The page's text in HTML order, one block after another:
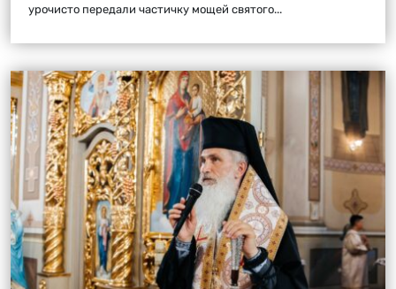
урочисто передали частичку мощей святого...